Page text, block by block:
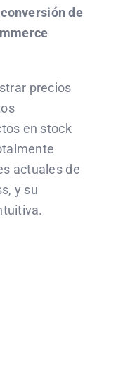
de
precios
en stock
actuales de
y su